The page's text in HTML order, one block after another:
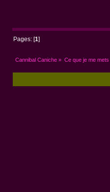
Pages: [1]
Cannibal Caniche » Ce que je me mets